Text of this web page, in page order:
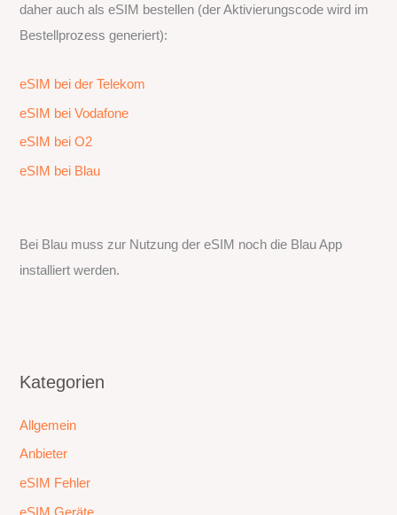
daher auch als eSIM bestellen (der Aktivierungscode wird im
Bestellprozess generiert):
eSIM bei der Telekom
eSIM bei Vodafone
eSIM bei O2
eSIM bei Blau
Bei Blau muss zur Nutzung der eSIM noch die Blau App
installiert werden.
Kategorien
Allgemein
Anbieter
eSIM Fehler
eSIM Geräte